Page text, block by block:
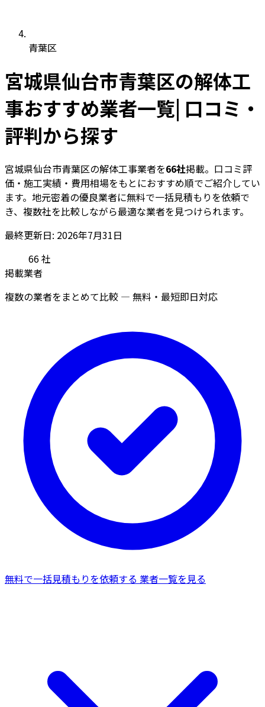
青葉区
宮城県仙台市青葉区の解体工
事おすすめ業者一覧| 口コミ・
評判から探す
宮城県仙台市青葉区の解体工事業者を66社掲載。口コミ評
価・施工実績・費用相場をもとにおすすめ順でご紹介してい
ます。地元密着の優良業者に無料で一括見積もりを依頼で
き、複数社を比較しながら最適な業者を見つけられます。
最終更新日: 2026年7月31日
66社
掲載業者
複数の業者をまとめて比較 — 無料・最短即日対応
無料で一括見積もりを依頼する 業者一覧を見る